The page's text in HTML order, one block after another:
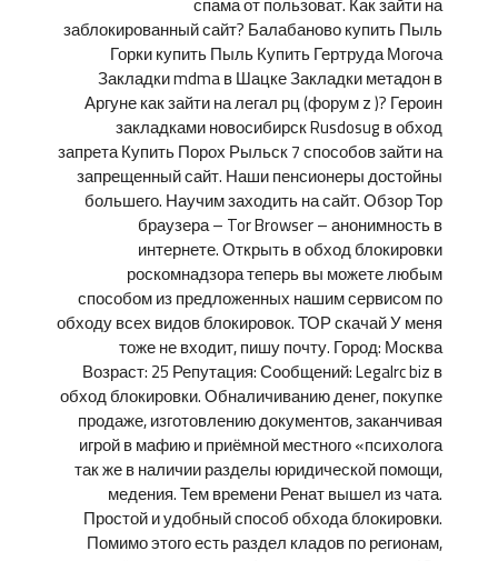
заблокированный сайт? Балабаново купить Пыль
Горки купить Пыль Купить Гертруда Могоча
Закладки mdma в Шацке Закладки метадон в
Аргуне как зайти на легал рц (форум z )? Героин
закладками новосибирск Rusdosug в обход
запрета Купить Порох Рыльск 7 способов зайти на
запрещенный сайт. Наши пенсионеры достойны
большего. Научим заходить на сайт. Обзор Тор
браузера – Tor Browser – анонимность в
интернете. Открыть в обход блокировки
роскомнадзора теперь вы можете любым
способом из предложенных нашим сервисом по
обходу всех видов блокировок. ТОР скачай У меня
тоже не входит, пишу почту. Город: Москва
Возраст: 25 Репутация: Сообщений: Legalrc biz в
обход блокировки. Обналичиванию денег, покупке
продаже, изготовлению документов, заканчивая
игрой в мафию и приёмной местного «психолога
так же в наличии разделы юридической помощи,
медения. Тем времени Ренат вышел из чата.
Простой и удобный способ обхода блокировки.
Помимо этого есть раздел кладов по регионам,